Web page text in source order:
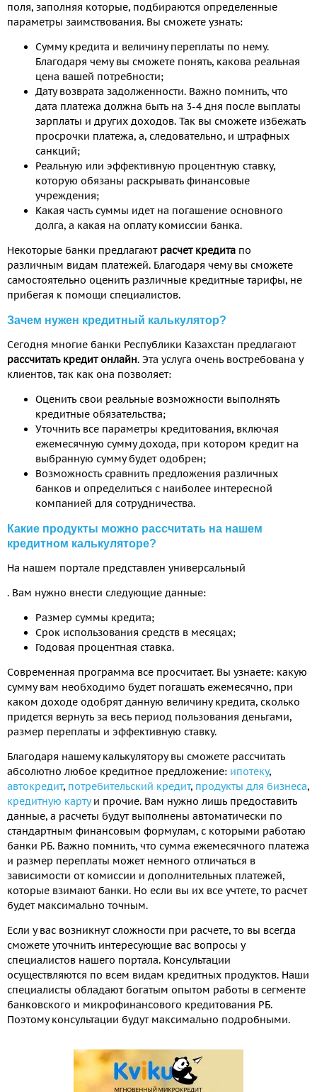
поля, заполняя которые, подбираются определенные
параметры заимствования. Вы сможете узнать:
Сумму кредита и величину переплаты по нему.
Благодаря чему вы сможете понять, какова реальная
цена вашей потребности;
Дату возврата задолженности. Важно помнить, что
дата платежа должна быть на 3-4 дня после выплаты
зарплаты и других доходов. Так вы сможете избежать
просрочки платежа, а, следовательно, и штрафных
санкций;
Реальную или эффективную процентную ставку,
которую обязаны раскрывать финансовые
учреждения;
Какая часть суммы идет на погашение основного
долга, а какая на оплату комиссии банка.
Некоторые банки предлагают расчет кредита по
различным видам платежей. Благодаря чему вы сможете
самостоятельно оценить различные кредитные тарифы, не
прибегая к помощи специалистов.
Зачем нужен кредитный калькулятор?
Сегодня многие банки Республики Казахстан предлагают
рассчитать кредит онлайн. Эта услуга очень востребована у
клиентов, так как она позволяет:
Оценить свои реальные возможности выполнять
кредитные обязательства;
Уточнить все параметры кредитования, включая
ежемесячную сумму дохода, при котором кредит на
выбранную сумму будет одобрен;
Возможность сравнить предложения различных
банков и определиться с наиболее интересной
компанией для сотрудничества.
Какие продукты можно рассчитать на нашем
кредитном калькуляторе?
На нашем портале представлен универсальный
. Вам нужно внести следующие данные:
Размер суммы кредита;
Срок использования средств в месяцах;
Годовая процентная ставка.
Современная программа все просчитает. Вы узнаете: какую
сумму вам необходимо будет погашать ежемесячно, при
каком доходе одобрят данную величину кредита, сколько
придется вернуть за весь период пользования деньгами,
размер переплаты и эффективную ставку.
Благодаря нашему калькулятору вы сможете рассчитать
абсолютно любое кредитное предложение: ипотеку,
автокредит, потребительский кредит, продукты для бизнеса,
кредитную картуи прочие. Вам нужно лишь предоставить
данные, а расчеты будут выполнены автоматически по
стандартным финансовым формулам, с которыми работаю
банки РБ. Важно помнить, что сумма ежемесячного платежа
и размер переплаты может немного отличаться в
зависимости от комиссии и дополнительных платежей,
которые взимают банки. Но если вы их все учтете, то расчет
будет максимально точным.
Если у вас возникнут сложности при расчете, то вы всегда
сможете уточнить интересующие вас вопросы у
специалистов нашего портала. Консультации
осуществляются по всем видам кредитных продуктов. Наши
специалисты обладают богатым опытом работы в сегменте
банковского и микрофинансового кредитования РБ.
Поэтому консультации будут максимально подробными.